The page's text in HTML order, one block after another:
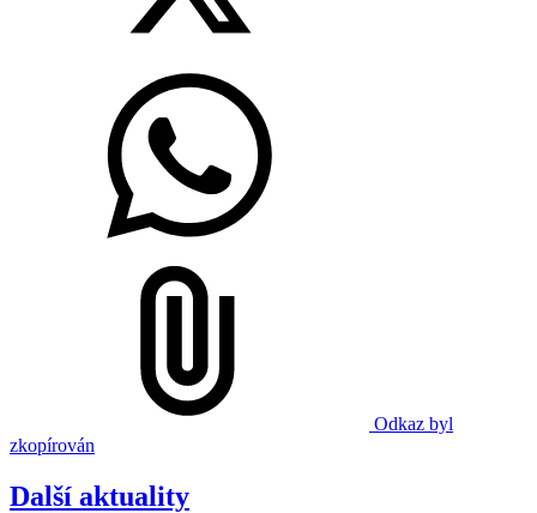
Odkaz byl
zkopírován
Další aktuality